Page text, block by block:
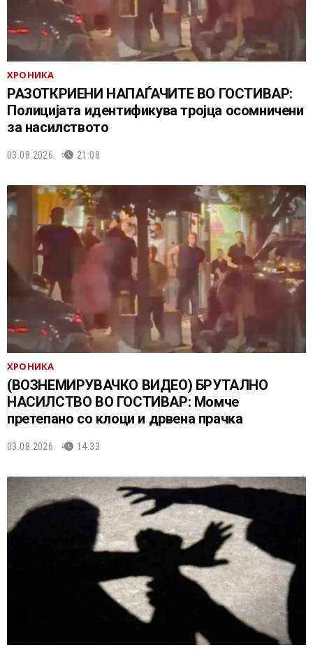
ХРОНИКА
РАЗОТКРИЕНИ НАПАЃАЧИТЕ ВО ГОСТИВАР:
Полицијата идентификува тројца осомничени
за насилството
03.08.2026. 21:08
ХРОНИКА
(ВОЗНЕМИРУВАЧКО ВИДЕО) БРУТАЛНО
НАСИЛСТВО ВО ГОСТИВАР: Момче
претепано со клоци и дрвена прачка
03.08.2026. 14:33